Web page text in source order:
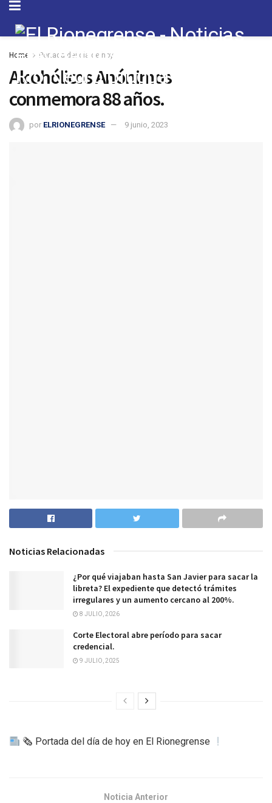
Home Portada del día de hoy
Alcohólicos Anónimos
conmemora 88 años.
por ELRIONEGRENSE 9 junio, 2023
Noticias Relacionadas
¿Por qué viajaban hasta San Javier para sacar la
libreta? El expediente que detectó trámites
irregulares y un aumento cercano al 200%.
8 JULIO, 2026
Corte Electoral abre período para sacar
credencial.
9 JULIO, 2025
🗞 Portada del día de hoy en El Rionegrense
Noticia Anterior